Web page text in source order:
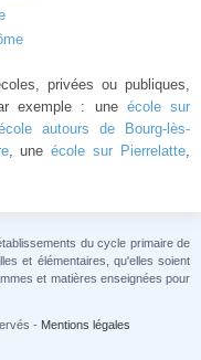
privées ou publiques,
exemple : une école sur
autours de Bourg-lès-
, uneécole sur Pierrelatte,
du cycle primaire de
et élémentaires, qu'elles soient
et matières enseignées pour
- Mentions légales